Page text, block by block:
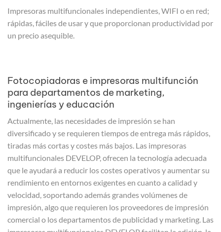
Impresoras multifuncionales independientes, WIFI o en red;
rápidas, fáciles de usar y que proporcionan productividad por
un precio asequible.
Fotocopiadoras e impresoras multifunción
para departamentos de marketing,
ingenierías y educación
Actualmente, las necesidades de impresión se han
diversificado y se requieren tiempos de entrega más rápidos,
tiradas más cortas y costes más bajos. Las impresoras
multifuncionales DEVELOP, ofrecen la tecnología adecuada
que le ayudará a reducir los costes operativos y aumentar su
rendimiento en entornos exigentes en cuanto a calidad y
velocidad, soportando además grandes volúmenes de
impresión, algo que requieren los proveedores de impresión
comercial o los departamentos de publicidad y marketing. Las